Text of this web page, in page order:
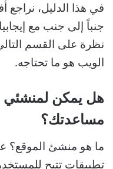
في هذا الدليل، نراجع
جنباً إلى جنب مع
نظرة على القسم
الويب هو ما تحتاجه.
هل يمكن لمنشئي
مساعدتك؟
ما هو منشئ الموقع؟
تطبيقات تتيح